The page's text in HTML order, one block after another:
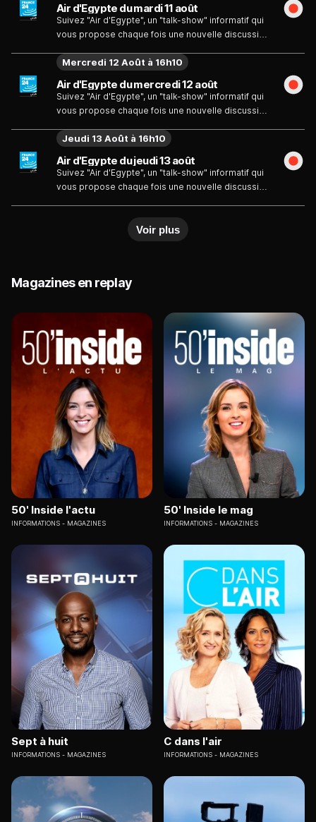
Air d'Egypte du mardi 11 août
Suivez "Air d'Egypte", un "talk-show" informatif qui
vous propose chaque fois une nouvelle discussion
invités.
Air d'Egypte du mercredi 12 août
Suivez "Air d'Egypte", un "talk-show" informatif qui
vous propose chaque fois une nouvelle discussion
invités.
Mercredi 12 Août à 16h10
Air d'Egypte du jeudi 13 août
Suivez "Air d'Egypte", un "talk-show" informatif qui
vous propose chaque fois une nouvelle discussion
Jeudi 13 Août à 16h10
Voir plus
Magazines en replay
50' Inside l'actu
INFORMATIONS MAGAZINES
50' Inside le mag
INFORMATIONS MAGAZINES
Sept à huit
INFORMATIONS MAGAZINES
C dans l'air
INFORMATIONS MAGAZINES